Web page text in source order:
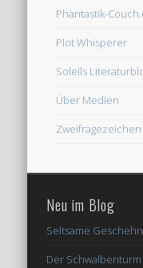
Phantastik-
Plot Whisperer
Soleils
Über Medien
Zweifragezeichen
Neu im Blog
Seltsame
Der Schwalbenturm